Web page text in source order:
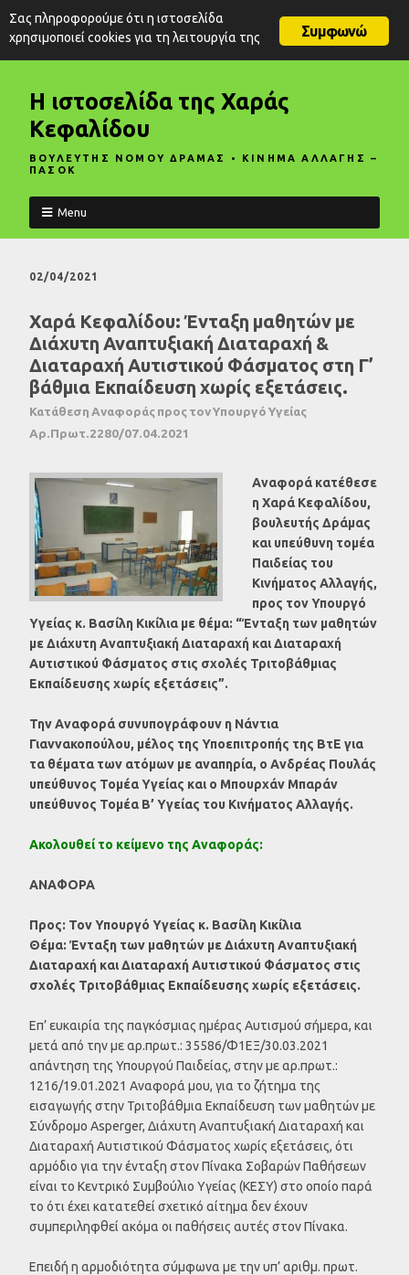
Η ιστοσελίδα της Χαράς
Κεφαλίδου
ΒΟΥΛΕΥΤΗΣ ΝΟΜΟΥ ΔΡΑΜΑΣ • ΚΙΝΗΜΑ ΑΛΛΑΓΗΣ –
ΠΑΣΟΚ
Menu
02/04/2021
Χαρά Κεφαλίδου: Ένταξη μαθητών με
Διάχυτη Αναπτυξιακή Διαταραχή &
Διαταραχή Αυτιστικού Φάσματος στη Γ’
βάθμια Εκπαίδευση χωρίς εξετάσεις.
Κατάθεση Αναφοράς προς τον Υπουργό Υγείας
Αρ.Πρωτ.2280/07.04.2021
Αναφορά κατέθεσε
η Χαρά Κεφαλίδου,
βουλευτής Δράμας
και υπεύθυνη τομέα
Παιδείας του
Κινήματος Αλλαγής,
προς τον Υπουργό
Υγείας κ. Βασίλη Κικίλια με θέμα: “Ένταξη των μαθητών
με Διάχυτη Αναπτυξιακή Διαταραχή και Διαταραχή
Αυτιστικού Φάσματος στις σχολές Τριτοβάθμιας
Εκπαίδευσης χωρίς εξετάσεις”.
Την Αναφορά συνυπογράφουν η Νάντια
Γιαννακοπούλου, μέλος της Υποεπιτροπής της ΒτΕ για
τα θέματα των ατόμων με αναπηρία, ο Ανδρέας Πουλάς
υπεύθυνος Τομέα Υγείας και ο Μπουρχάν Μπαράν
υπεύθυνος Τομέα Β’ Υγείας του Κινήματος Αλλαγής.
Ακολουθεί το κείμενο της Αναφοράς:
ΑΝΑΦΟΡΑ
Προς: Τον Υπουργό Υγείας κ. Βασίλη Κικίλια
Θέμα: Ένταξη των μαθητών με Διάχυτη Αναπτυξιακή
Διαταραχή και Διαταραχή Αυτιστικού Φάσματος στις
σχολές Τριτοβάθμιας Εκπαίδευσης χωρίς εξετάσεις.
Επ’ ευκαιρία της παγκόσμιας ημέρας Αυτισμού σήμερα, και
μετά από την με αρ.πρωτ.: 35586/Φ1ΕΞ/30.03.2021
απάντηση της Υπουργού Παιδείας, στην με αρ.πρωτ.:
1216/19.01.2021 Αναφορά μου, για το ζήτημα της
εισαγωγής στην Τριτοβάθμια Εκπαίδευση των μαθητών με
Σύνδρομο Asperger, Διάχυτη Αναπτυξιακή Διαταραχή και
Διαταραχή Αυτιστικού Φάσματος χωρίς εξετάσεις, ότι
αρμόδιο για την ένταξη στον Πίνακα Σοβαρών Παθήσεων
είναι το Κεντρικό Συμβούλιο Υγείας (ΚΕΣΥ) στο οποίο παρά
το ότι έχει κατατεθεί σχετικό αίτημα δεν έχουν
συμπεριληφθεί ακόμα οι παθήσεις αυτές στον Πίνακα.
Επειδή η αρμοδιότητα σύμφωνα με την υπ’ αριθμ. πρωτ.
Συμφωνώ
Σας πληροφορούμε ότι η ιστοσελίδα
χρησιμοποιεί cookies για τη λειτουργία της